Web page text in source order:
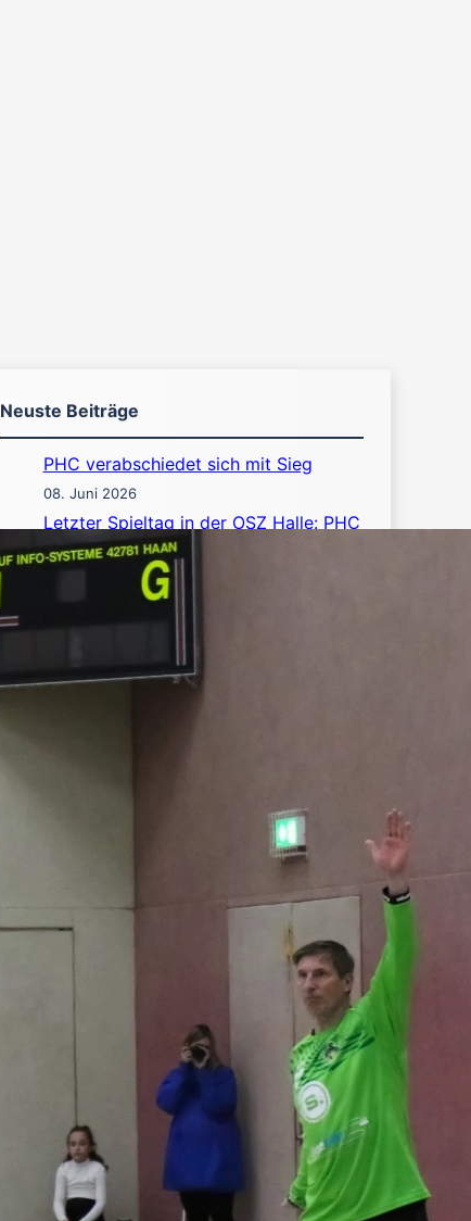
Neuste Beiträge
PHC verabschiedet sich mit Sieg
08. Juni 2026
Letzter Spieltag in der OSZ Halle: PHC
Männerteams im Einsatz
PHC Wittenberge empfängt
27. Mai 2026
krönt starke Saison mit Meistertitel
empfängt Hansa Wittstock
13. Mai 2026
Heimspiel im Abstiegskampf &
Beitragskategorien
Allgemein
Rückblick